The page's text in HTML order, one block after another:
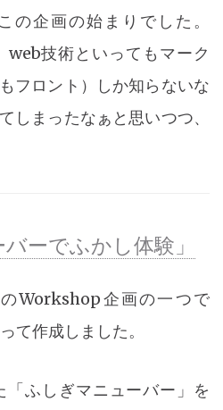
の企画の始まりでした。
技術といってもマーク
フロント）しか知らないな
しまったなぁと思いつつ、
ーでふかし体験」
Workshop企画の一つで
て作成しました。
ふしぎマニューバー」を